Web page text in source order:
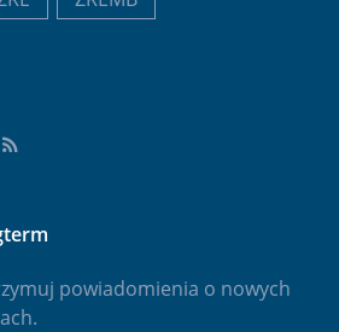
powiadomienia o nowych